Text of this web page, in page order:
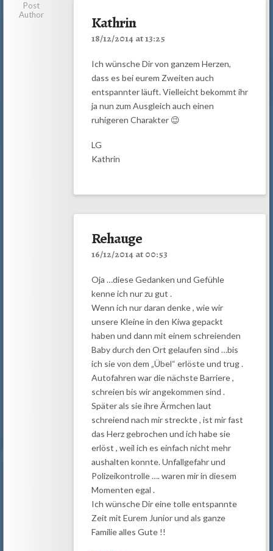
Post
Author
Kathrin
18/12/2014 at 13:25
Ich wünsche Dir von ganzem Herzen,
dass es bei eurem Zweiten auch
entspannter läuft. Vielleicht bekommt ihr
ja nun zum Ausgleich auch einen
ruhigeren Charakter 😉
LG
Kathrin
Rehauge
16/12/2014 at 00:53
Oja …diese Gedanken und Gefühle
kenne ich nur zu gut .
Wenn ich nur daran denke , wie wir
unsere Kleine in den Kiwa gepackt
haben und dann mit einem schreienden
Baby durch den Ort gelaufen sind …bis
ich sie von dem „Übel“ erlöste und trug .
Autofahren war die nächste Barriere ,
schreien bis wir angekommen sind .
Später als sie ihre Ärmchen laut
schreiend nach mir streckte , ist mir fast
das Herz gebrochen und ich habe sie
erlöst , weil ich es einfach nicht mehr
aushalten konnte. Unfallgefahr und
Polizeikontrolle …. waren mir in diesem
Momenten egal .
Ich wünsche Dir eine tolle entspannte
Zeit mit Eurem Junior und als ganze
Familie alles Gute !!